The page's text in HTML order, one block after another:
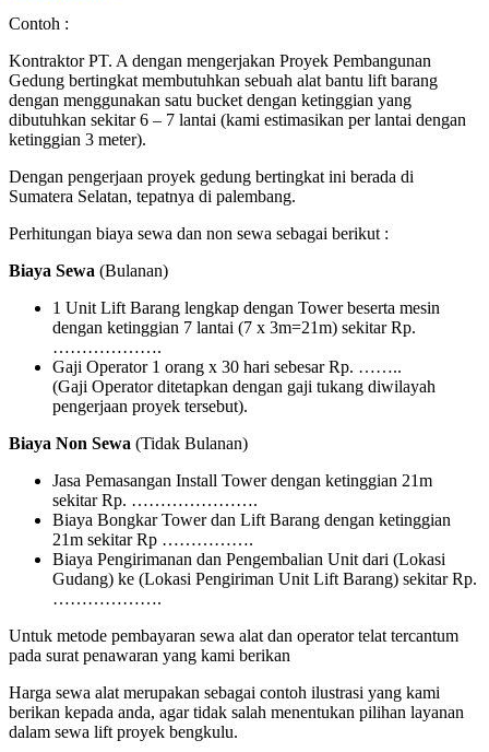
Contoh :
Kontraktor PT. A dengan mengerjakan Proyek Pembangunan
Gedung bertingkat membutuhkan sebuah alat bantu lift barang
dengan menggunakan satu bucket dengan ketinggian yang
dibutuhkan sekitar 6 – 7 lantai (kami estimasikan per lantai dengan
ketinggian 3 meter).
Dengan pengerjaan proyek gedung bertingkat ini berada di
Sumatera Selatan, tepatnya di palembang.
Perhitungan biaya sewa dan non sewa sebagai berikut :
Biaya Sewa (Bulanan)
1 Unit Lift Barang lengkap dengan Tower beserta mesin
dengan ketinggian 7 lantai (7 x 3m=21m) sekitar Rp.
……………….
Gaji Operator 1 orang x 30 hari sebesar Rp. ……..
(Gaji Operator ditetapkan dengan gaji tukang diwilayah
pengerjaan proyek tersebut).
Biaya Non Sewa (Tidak Bulanan)
Jasa Pemasangan Install Tower dengan ketinggian 21m
sekitar Rp. ………………….
Biaya Bongkar Tower dan Lift Barang dengan ketinggian
21m sekitar Rp …………….
Biaya Pengirimanan dan Pengembalian Unit dari (Lokasi
Gudang) ke (Lokasi Pengiriman Unit Lift Barang) sekitar Rp.
……………….
Untuk metode pembayaran sewa alat dan operator telat tercantum
pada surat penawaran yang kami berikan
Harga sewa alat merupakan sebagai contoh ilustrasi yang kami
berikan kepada anda, agar tidak salah menentukan pilihan layanan
dalam sewa lift proyek bengkulu.